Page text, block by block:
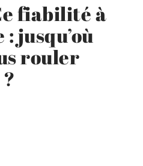
fiabilité à
jusqu’où
rouler